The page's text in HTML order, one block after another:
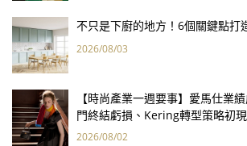
不只是下廚的地方！6個關鍵點打
2026/08/03
【時尚產業一週要事】愛馬仕業
門終結虧損、Kering轉型策略初
報亮眼
2026/08/02